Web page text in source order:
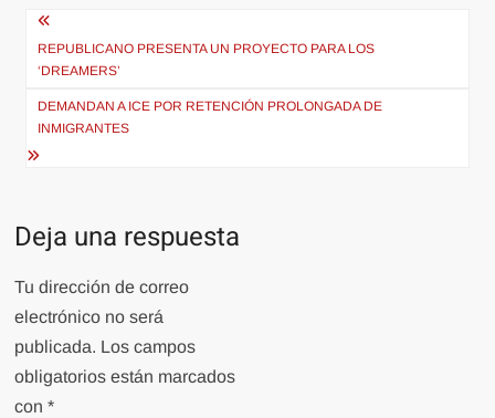
Navegación
de
entradas
REPUBLICANO PRESENTA UN PROYECTO PARA LOS
‘DREAMERS’
DEMANDAN A ICE POR RETENCIÓN PROLONGADA DE
INMIGRANTES
Deja una respuesta
Tu dirección de correo
electrónico no será
publicada. Los campos
obligatorios están marcados
con*